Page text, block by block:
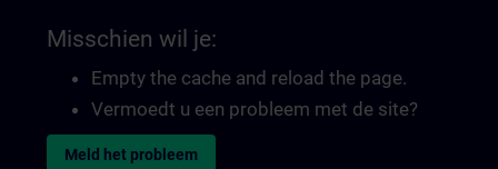
Misschien wil je:
Empty the cache and reload the page.
Vermoedt u een probleem met de site?
Meld het probleem